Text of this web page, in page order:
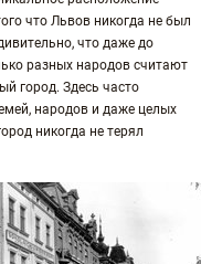
что Львов никогда не был
что даже до
разных народов считают
город. Здесь часто
народов и даже целых
никогда не терял